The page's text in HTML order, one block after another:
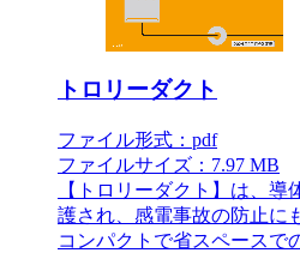
トロリーダクト
ファイル形式：pdf
ファイルサイズ：7.97 MB
【トロリーダクト】は、
護され、感電事故の防止に
コンパクトで省スペースで